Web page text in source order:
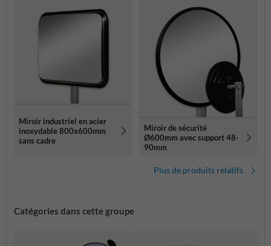
Miroir industriel en acier
inoxydable 800x600mm
sans cadre
Miroir de sécurité
Ø600mm avec support 48-
90mm
Plus de produits relatifs
Catégories dans cette groupe